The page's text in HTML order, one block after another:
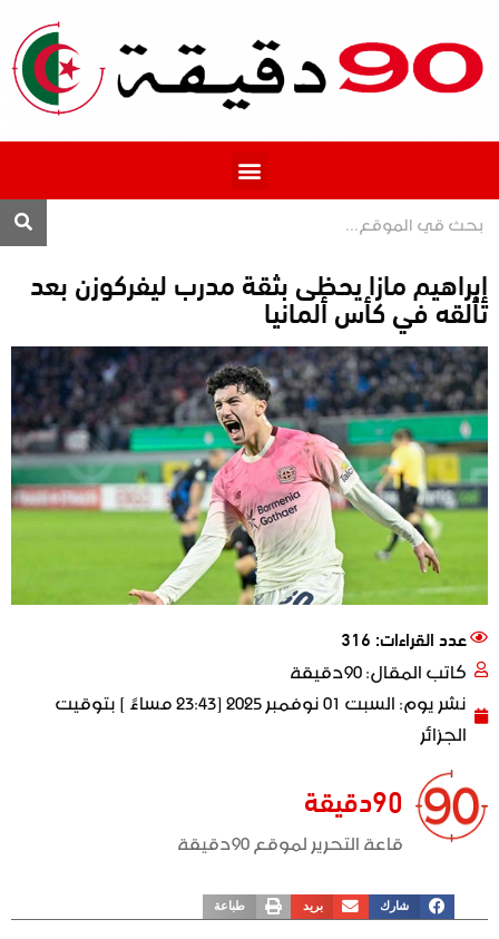
إبراهيم مازا يحظى بثقة مدرب ليفركوزن بعد
تألقه في كأس ألمانيا
عدد القراءات: 316
كاتب المقال:
نشر يوم:
السبت 01 نوفمبر 2025 [23:43 مساءً ] بتوقيت
الجزائر
90دقيقة
قاعة التحرير لموقع 90دقيقة
شارك بريد طباعة